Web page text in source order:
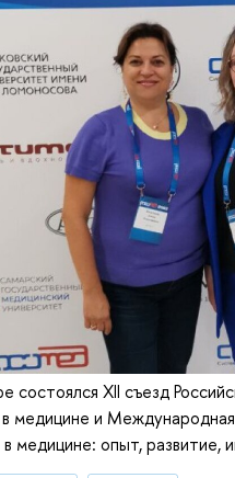
состоялся XII съезд
в медицине и
медицине: опыт, развитие,